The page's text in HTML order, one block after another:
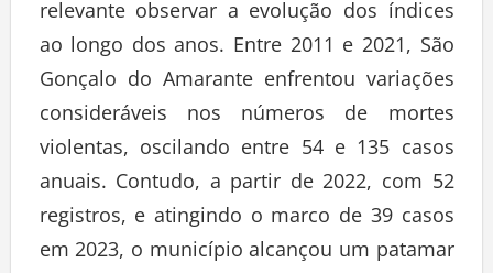
relevante observar a evolução dos índices
ao longo dos anos. Entre 2011 e 2021, São
Gonçalo do Amarante enfrentou variações
consideráveis nos números de mortes
violentas, oscilando entre 54 e 135 casos
anuais. Contudo, a partir de 2022, com 52
registros, e atingindo o marco de 39 casos
em 2023, o município alcançou um patamar